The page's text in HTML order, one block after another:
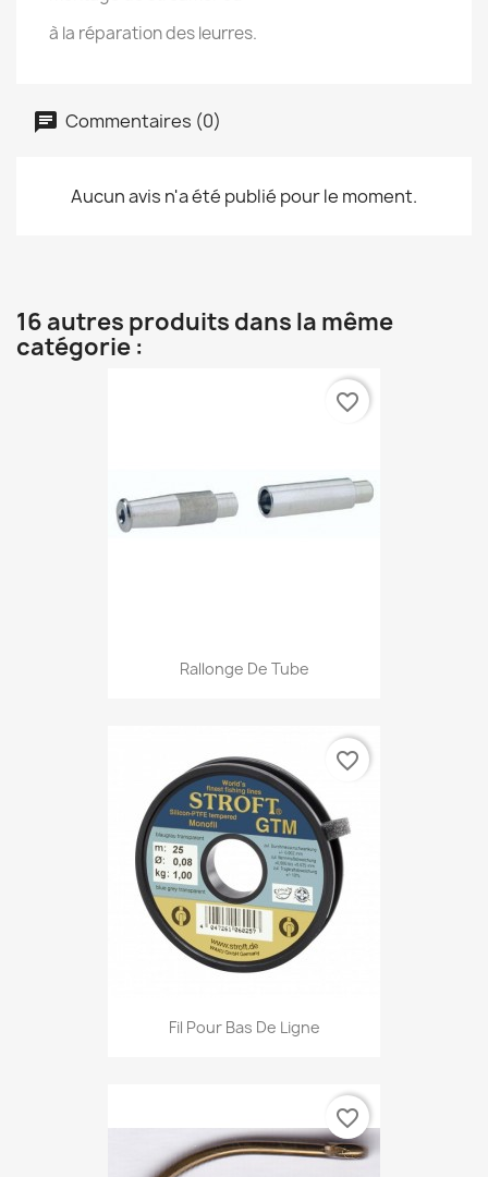
à la réparation des leurres.
Commentaires (0)
Aucun avis n'a été publié pour le moment.
16 autres produits dans la même
catégorie :
Rallonge De Tube
favorite_border
Fil Pour Bas De Ligne
favorite_border
favorite_border